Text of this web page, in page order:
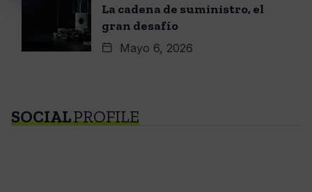
La cadena de suministro, el
gran desafío
Mayo 6, 2026
SOCIALPROFILE